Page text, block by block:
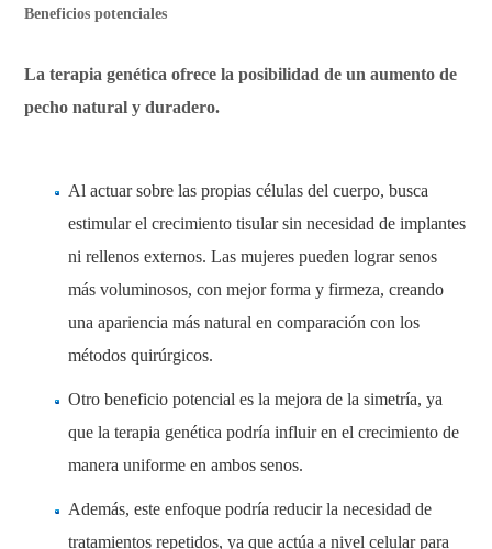
Beneficios potenciales
La terapia genética ofrece la posibilidad de un aumento de
pecho natural y duradero.
Al actuar sobre las propias células del cuerpo, busca
estimular el crecimiento tisular sin necesidad de implantes
ni rellenos externos. Las mujeres pueden lograr senos
más voluminosos, con mejor forma y firmeza, creando
una apariencia más natural en comparación con los
métodos quirúrgicos.
Otro beneficio potencial es la mejora de la simetría, ya
que la terapia genética podría influir en el crecimiento de
manera uniforme en ambos senos.
Además, este enfoque podría reducir la necesidad de
tratamientos repetidos, ya que actúa a nivel celular para